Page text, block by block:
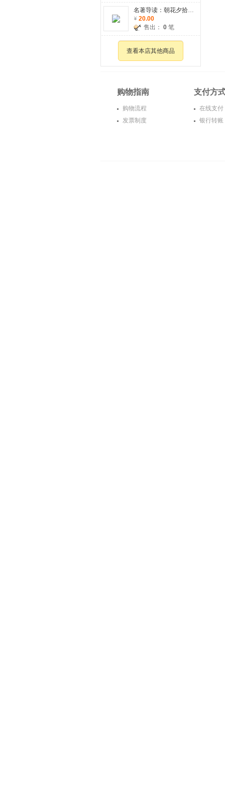
名著导读：朝花夕拾·呐喊
20.00
售出： 0 笔
查看本店其他商品
购物指南
购物流程
发票制度
支付方
在线支付
银行转账